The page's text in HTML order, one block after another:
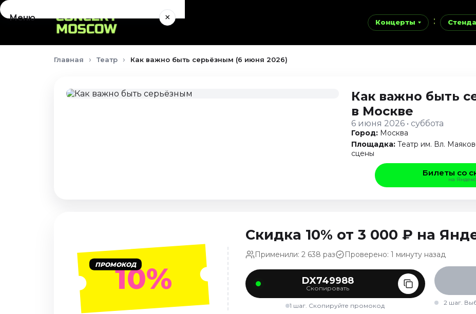
Концерты
Меню ×
Концерты
Август 2026Главная Театр Как важно быть серьёзным (6 июня 2026)
Как важно быть
в Москве
6 июня 2026 • суббота
Город: Москва
Площадка: Театр им. Вл.
сцены
Билеты со
на
ПРОМОКОД10%
Скидка 10% от 3 000 ₽ на
Применили: 2 638 раз Проверено: 1 минуту назад
DX749988
Скопировать
1 шаг. Скопируйте промокод
2 шаг.